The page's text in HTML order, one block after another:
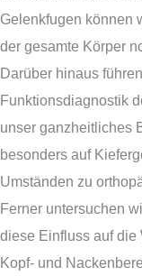
Gelenkfugen können
der gesamte Körper
Darüber hinaus
Funktionsdiagnostik
unser ganzheitliches
besonders auf
Umständen zu
Ferner untersuchen
diese Einfluss auf
Kopf- und